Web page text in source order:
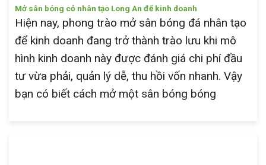
Mở sân bóng cỏ nhân tạo Long An để kinh doanh
Hiện nay, phong trào mở sân bóng đá nhân tạo
để kinh doanh đang trở thành trào lưu khi mô
hình kinh doanh này được đánh giá chi phí đầu
tư vừa phải, quản lý dễ, thu hồi vốn nhanh. Vậy
bạn có biết cách mở một sân bóng bóng